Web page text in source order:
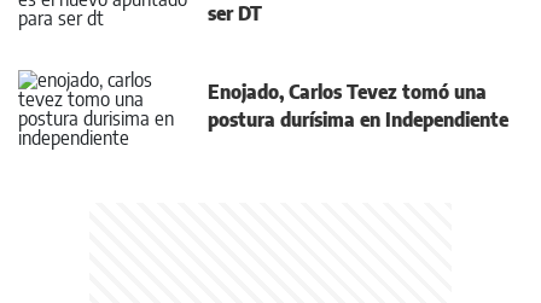
ser DT
Enojado, Carlos Tevez tomó una
postura durísima en Independiente